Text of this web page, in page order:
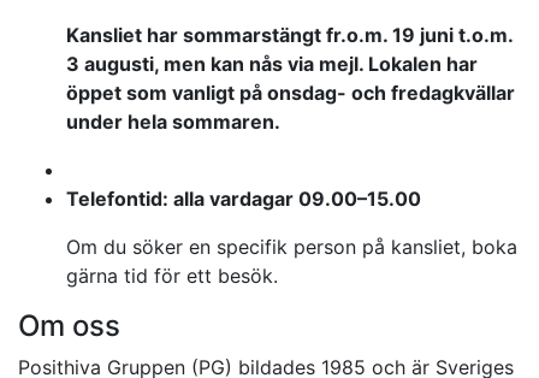
Kansliet har sommarstängt fr.o.m. 19 juni t.o.m.
3 augusti, men kan nås via mejl. Lokalen har
öppet som vanligt på onsdag- och fredagkvällar
under hela sommaren.
Telefontid: alla vardagar 09.00–15.00
Om du söker en specifik person på kansliet, boka
gärna tid för ett besök.
Om oss
Posithiva Gruppen (PG) bildades 1985 och är Sveriges